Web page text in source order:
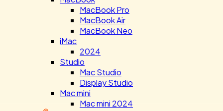
MacBook Pro
MacBook Air
MacBook Neo
iMac
2024
Studio
Mac Studio
Display Studio
Mac mini
Mac mini 2024